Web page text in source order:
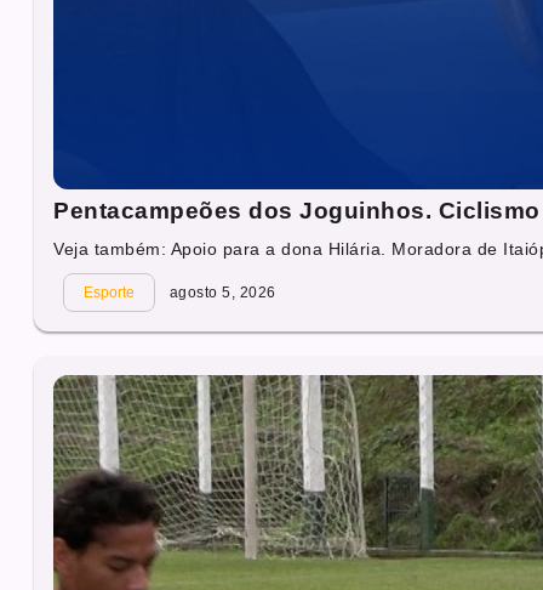
Pentacampeões dos Joguinhos.
Veja também: Apoio para a dona Hilária. Moradora de
Esporte agosto 5, 2026